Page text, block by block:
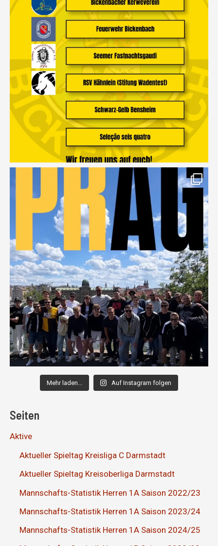
Mehr laden... Auf Instagram folgen
Seiten
Aktive
Aktueller Spieltag Kreisliga C Darmstadt
Aktueller Spieltag Kreisoberliga Darmstadt
Mannschafts-Statistik Herren 1A Saison 2022/23
Mannschafts-Statistik Herren 1A Saison 2023/24
Mannschafts-Statistik Herren 1A Saison 2024/25